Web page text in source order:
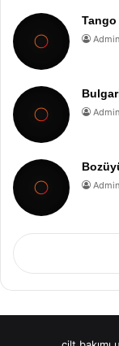
Tango
Admin
Admin
Admin